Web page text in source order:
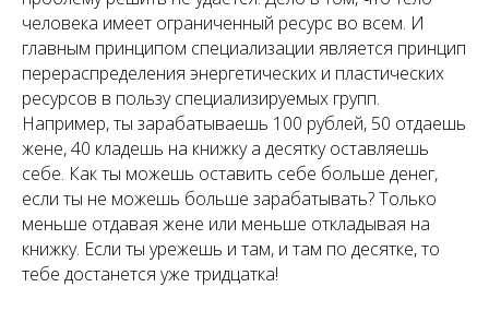
человека имеет ограниченный ресурс во всем. И
главным принципом специализации является принцип
перераспределения энергетических и пластических
ресурсов в пользу специализируемых групп.
Например, ты зарабатываешь 100 рублей, 50 отдаешь
жене, 40 кладешь на книжку а десятку оставляешь
себе. Как ты можешь оставить себе больше денег,
если ты не можешь больше зарабатывать? Только
меньше отдавая жене или меньше откладывая на
книжку. Если ты урежешь и там, и там по десятке, то
тебе достанется уже тридцатка!